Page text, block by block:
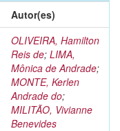
Autor(es)
OLIVEIRA, Hamilton
Reis de; LIMA,
Mônica de Andrade;
MONTE, Kerlen
Andrade do;
MILITÃO, Vivianne
Benevides